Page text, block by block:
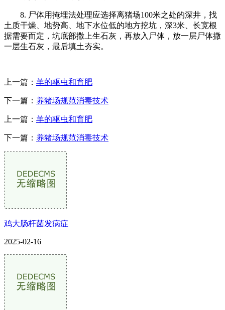
8. 尸体用掩埋法处理应选择离猪场100米之处的深井，找
土质干燥、地势高、地下水位低的地方挖坑，深3米、长宽根
据需要而定，坑底部撒上生石灰，再放入尸体，放一层尸体撒
一层生石灰，最后填土夯实。
上一篇： 羊的驱虫和育肥
下一篇： 养猪场规范消毒技术
上一篇： 羊的驱虫和育肥
下一篇： 养猪场规范消毒技术
鸡大肠杆菌发病症
2025-02-16